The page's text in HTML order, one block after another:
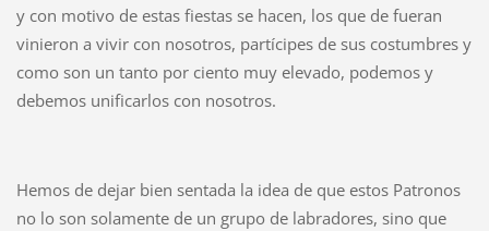
y con motivo de estas fiestas se hacen, los que de fueran
vinieron a vivir con nosotros, partícipes de sus costumbres y
como son un tanto por ciento muy elevado, podemos y
debemos unificarlos con nosotros.
Hemos de dejar bien sentada la idea de que estos Patronos
no lo son solamente de un grupo de labradores, sino que